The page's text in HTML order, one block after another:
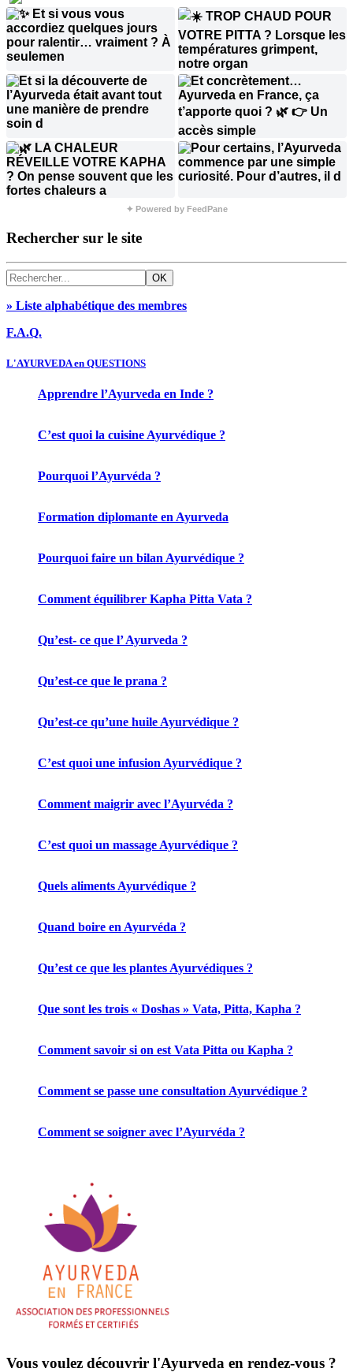
✦ Powered by FeedPane
Rechercher sur le site
» Liste alphabétique des membres
F.A.Q.
L'AYURVEDA en QUESTIONS
Apprendre l’Ayurveda en Inde ?
C’est quoi la cuisine Ayurvédique ?
Pourquoi l’Ayurvéda ?
Formation diplomante en Ayurveda
Pourquoi faire un bilan Ayurvédique ?
Comment équilibrer Kapha Pitta Vata ?
Qu’est- ce que l’ Ayurveda ?
Qu’est-ce que le prana ?
Qu’est-ce qu’une huile Ayurvédique ?
C’est quoi une infusion Ayurvédique ?
Comment maigrir avec l’Ayurvéda ?
C’est quoi un massage Ayurvédique ?
Quels aliments Ayurvédique ?
Quand boire en Ayurvéda ?
Qu’est ce que les plantes Ayurvédiques ?
Que sont les trois « Doshas » Vata, Pitta, Kapha ?
Comment savoir si on est Vata Pitta ou Kapha ?
Comment se passe une consultation Ayurvédique ?
Comment se soigner avec l’Ayurvéda ?
Vous voulez découvrir l'Ayurveda en rendez-vous ?